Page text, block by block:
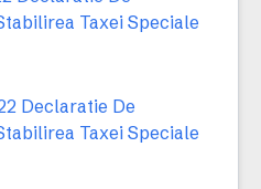
Taxei Speciale
Declaratie De
Taxei Speciale